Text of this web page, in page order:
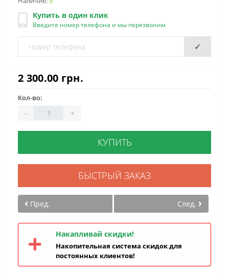
Купить в один клик
Введите номер телефона и мы перезвоним
✓
2 300.00 грн.
Кол-во:
-
+
КУПИТЬ
БЫСТРЫЙ ЗАКАЗ
Пред. След.
Накапливай скидки!
Накопительная система скидок для
постоянных клиентов!